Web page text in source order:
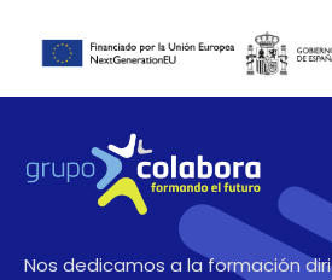
Nos dedicamos a la formación